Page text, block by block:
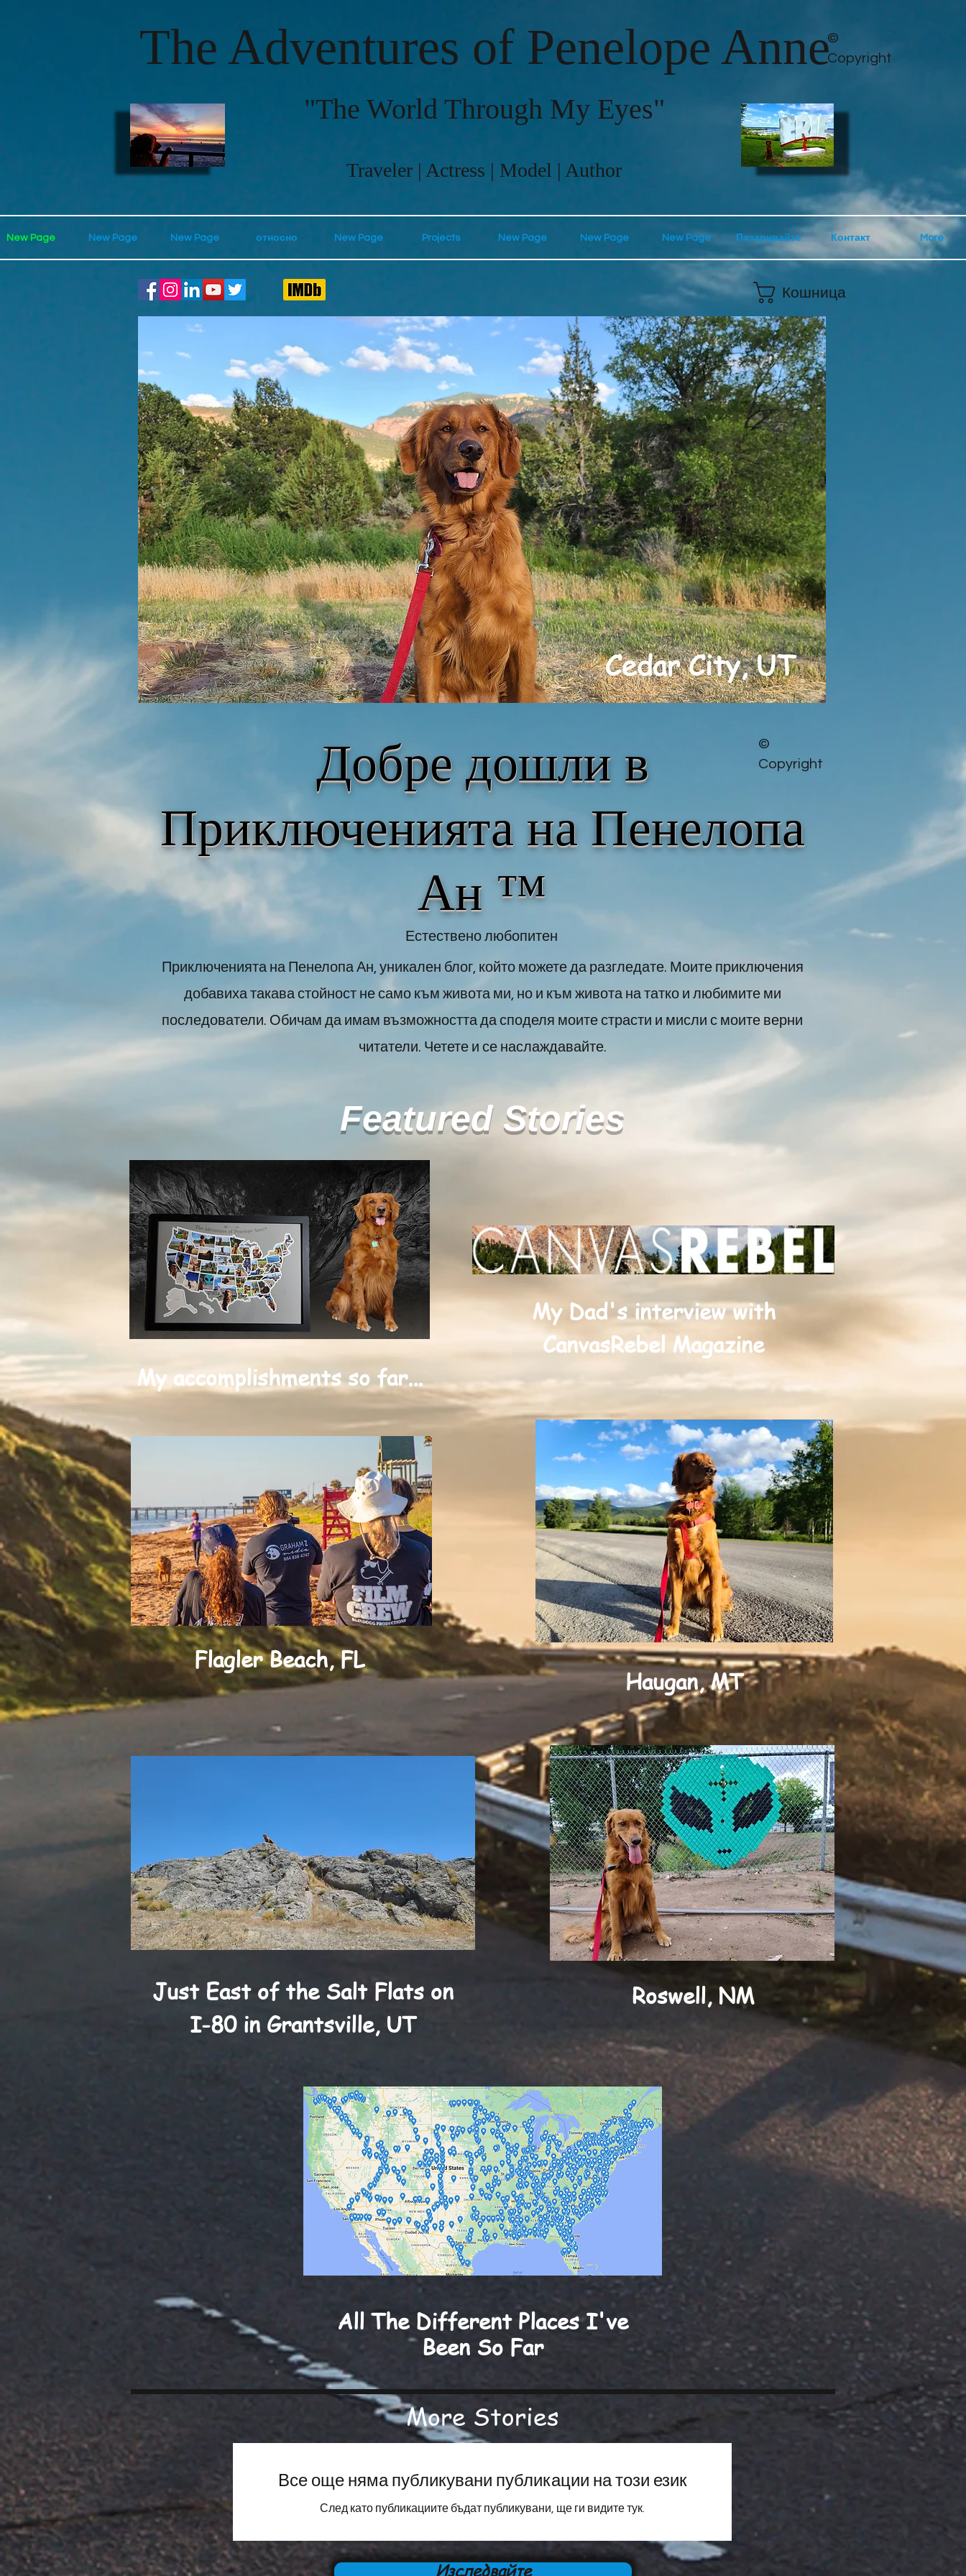
New Page New Page New Page относно New Page Projects New Page New Page New Page Пазарувайте Контакт More
Кошница
The Adventures of Penelope Anne©
Copyright
"The World Through My Eyes"
Traveler | Actress | Model | Author
Добре дошли в
Приключенията на Пенелопа
Ан ™
©
Copyright
Естествено любопитен
Приключенията на Пенелопа Ан, уникален блог, който можете да разгледате. Моите приключения
добавиха такава стойност не само към живота ми, но и към живота на татко и любимите ми
последователи. Обичам да имам възможността да споделя моите страсти и мисли с моите верни
читатели. Четете и се наслаждавайте.
Featured Stories
My Dad's interview with
CanvasRebel Magazine
My accomplishments so far...
Flagler Beach, FL
Just East of the Salt Flats on
I-80 in Grantsville, UT
Haugan, MT
Roswell, NM
All The Different Places I've
Been So Far
Все още няма публикувани публикации на този език
След като публикациите бъдат публикувани, ще ги видите тук.
More Stories
Изследвайте